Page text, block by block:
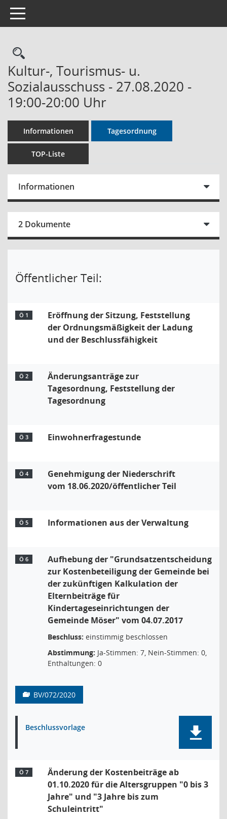
Toggle navigation
Rechercheauswahl
Kultur-, Tourismus- u.
Sozialausschuss - 27.08.2020 -
19:00-20:00 Uhr
Informationen Tagesordnung
TOP-Liste
Informationen
2 Dokumente
Öffentlicher Teil:
Ö 1
Eröffnung der Sitzung, Feststellung
der Ordnungsmäßigkeit der Ladung
und der Beschlussfähigkeit
Ö 2
Änderungsanträge zur
Tagesordnung, Feststellung der
Tagesordnung
Ö 3 Einwohnerfragestunde
Ö 4
Genehmigung der Niederschrift
vom 18.06.2020/öffentlicher Teil
Ö 5 Informationen aus der Verwaltung
Ö 6
Aufhebung der "Grundsatzentscheidung
zur Kostenbeteiligung der Gemeinde bei
der zukünftigen Kalkulation der
Elternbeiträge für
Kindertageseinrichtungen der
Gemeinde Möser" vom 04.07.2017
Beschluss: einstimmig beschlossen
Abstimmung: Ja-Stimmen: 7, Nein-Stimmen: 0,
Enthaltungen: 0
BV/072/2020
Beschlussvorlage
Ö 7
Änderung der Kostenbeiträge ab
01.10.2020 für die Altersgruppen "0 bis 3
Jahre" und "3 Jahre bis zum
Schuleintritt"